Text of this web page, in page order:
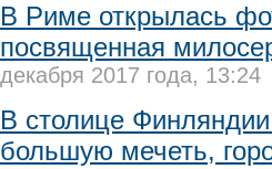
В Риме открылась
посвященная
декабря 2017 года, 13:24
В столице
большую мечеть,